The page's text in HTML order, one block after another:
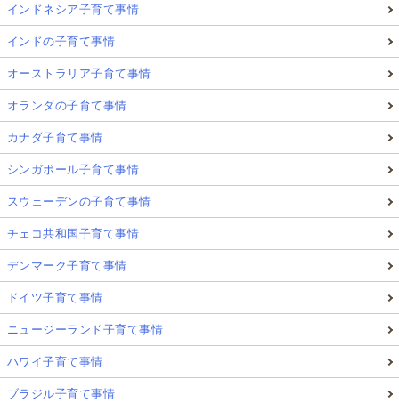
インドネシア子育て事情
インドの子育て事情
オーストラリア子育て事情
オランダの子育て事情
カナダ子育て事情
シンガポール子育て事情
スウェーデンの子育て事情
チェコ共和国子育て事情
デンマーク子育て事情
ドイツ子育て事情
ニュージーランド子育て事情
ハワイ子育て事情
ブラジル子育て事情